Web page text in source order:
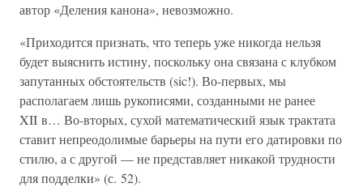
автор «Деления канона», невозможно.
«Приходится признать, что теперь уже никогда нельзя
будет выяснить истину, поскольку она связана с клубком
запутанных обстоятельств (sic!). Во-первых, мы
располагаем лишь рукописями, созданными не ранее
XII в… Во-вторых, сухой математический язык трактата
ставит непреодолимые барьеры на пути его датировки по
стилю, а с другой — не представляет никакой трудности
для подделки» (с. 52).